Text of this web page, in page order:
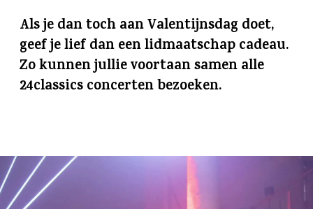
Als je dan toch aan Valentijnsdag doet,
geef je lief dan een lidmaatschap cadeau.
Zo kunnen jullie voortaan samen alle
24classics concerten bezoeken.